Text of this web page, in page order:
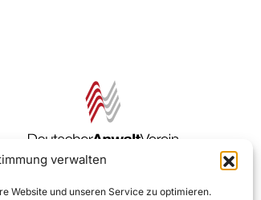
verwalten
Website und unseren Service zu optimieren.
Zur DAV Webseite